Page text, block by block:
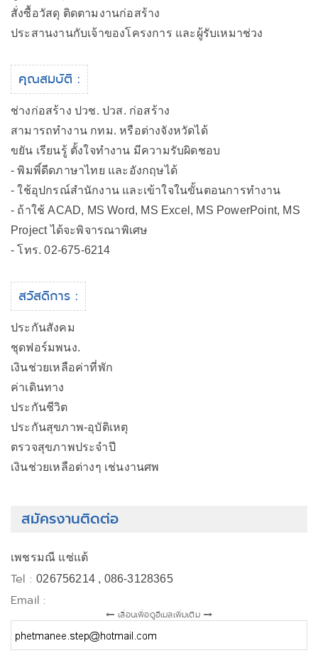
สั่งซื้อวัสดุ ติดตามงานก่อสร้าง
ประสานงานกับเจ้าของโครงการ และผู้รับเหมาช่วง
คุณสมบัติ :
ช่างก่อสร้าง ปวช. ปวส. ก่อสร้าง
สามารถทำงาน กทม. หรือต่างจังหวัดได้
ขยัน เรียนรู้ ตั้งใจทำงาน มีความรับผิดชอบ
- พิมพิ์ดีดภาษาไทย และอังกฤษได้
- ใช้อุปกรณ์สำนักงาน และเข้าใจในขั้นตอนการทำงาน
- ถ้าใช้ ACAD, MS Word, MS Excel, MS PowerPoint, MS
Project ได้จะพิจารณาพิเศษ
- โทร. 02-675-6214
สวัสดิการ :
ประกันสังคม
ชุดฟอร์มพนง.
เงินช่วยเหลือค่าที่พัก
ค่าเดินทาง
ประกันชีวิต
ประกันสุขภาพ-อุบัติเหตุ
ตรวจสุขภาพประจำปี
เงินช่วยเหลือต่างๆ เช่นงานศพ
สมัครงานติดต่อ
เพชรมณี แซ่แต้
Tel :026756214 , 086-3128365
Email :
เลื่อนเพื่อดูอีเมลเพิ่มเติม